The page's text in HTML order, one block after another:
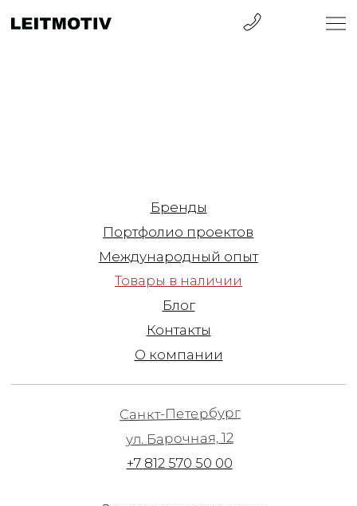
Контакты
О компании
Товары в наличии
Записаться на встречу
+7 812 570 50 00
ул. Барочная, 12